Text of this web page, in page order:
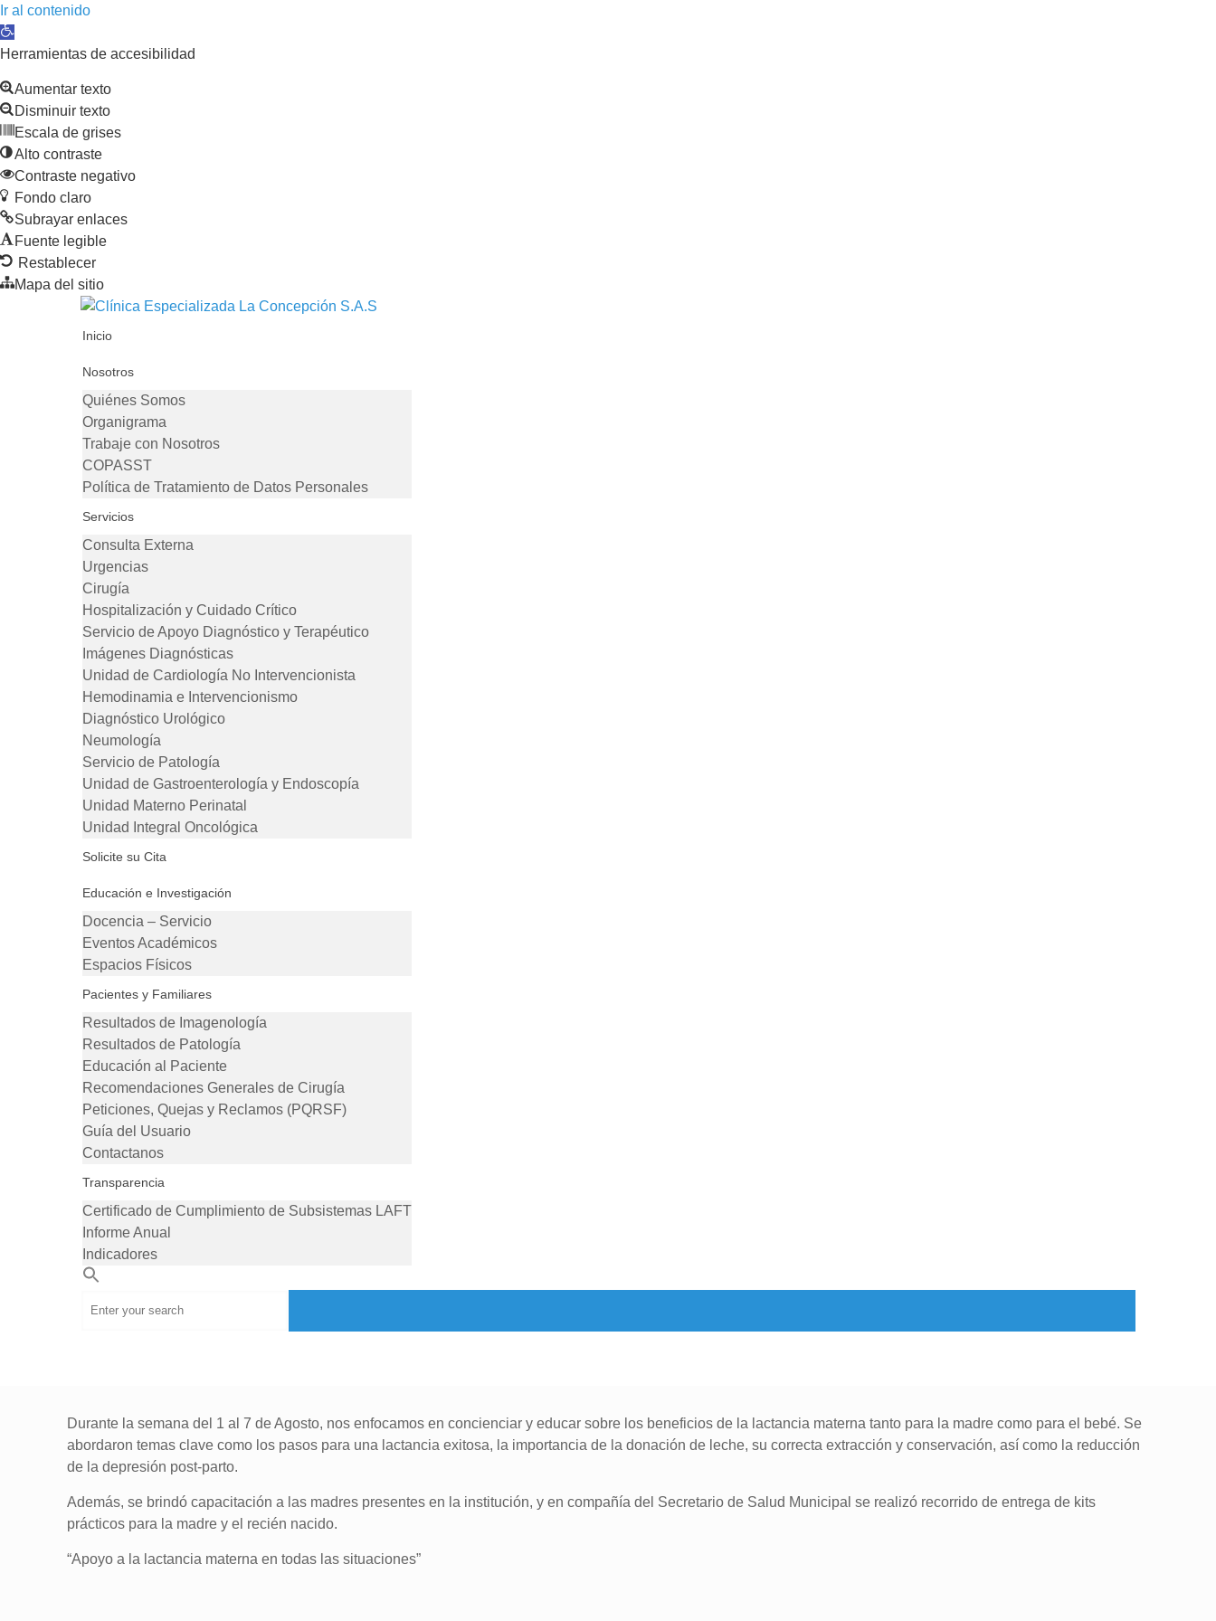
Ir al contenido
Abrir barra de herramientas
Herramientas de accesibilidad
Aumentar texto
Disminuir texto
Escala de grises
Alto contraste
Contraste negativo
Fondo claro
Subrayar enlaces
Fuente legible
Restablecer
Mapa del sitio
Inicio
Nosotros
Quiénes Somos
Organigrama
Trabaje con Nosotros
COPASST
Política de Tratamiento de Datos Personales
Servicios
Consulta Externa
Urgencias
Cirugía
Hospitalización y Cuidado Crítico
Servicio de Apoyo Diagnóstico y Terapéutico
Imágenes Diagnósticas
Unidad de Cardiología No Intervencionista
Hemodinamia e Intervencionismo
Diagnóstico Urológico
Neumología
Servicio de Patología
Unidad de Gastroenterología y Endoscopía
Unidad Materno Perinatal
Unidad Integral Oncológica
Solicite su Cita
Educación e Investigación
Docencia – Servicio
Eventos Académicos
Espacios Físicos
Pacientes y Familiares
Resultados de Imagenología
Resultados de Patología
Educación al Paciente
Recomendaciones Generales de Cirugía
Peticiones, Quejas y Reclamos (PQRSF)
Guía del Usuario
Contactanos
Transparencia
Certificado de Cumplimiento de Subsistemas LAFT
Informe Anual
Indicadores
Durante la semana del 1 al 7 de Agosto, nos enfocamos en concienciar y educar sobre los beneficios de la lactancia materna tanto para la madre como para el bebé. Se
abordaron temas clave como los pasos para una lactancia exitosa, la importancia de la donación de leche, su correcta extracción y conservación, así como la reducción
de la depresión post-parto.
Además, se brindó capacitación a las madres presentes en la institución, y en compañía del Secretario de Salud Municipal se realizó recorrido de entrega de kits
prácticos para la madre y el recién nacido.
“Apoyo a la lactancia materna en todas las situaciones”